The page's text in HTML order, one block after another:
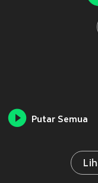
Putar Semua